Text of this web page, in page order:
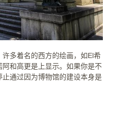
多着名的西方的绘画，如El希
和高更是上显示。如果你是不
通过因为博物馆的建设本身是